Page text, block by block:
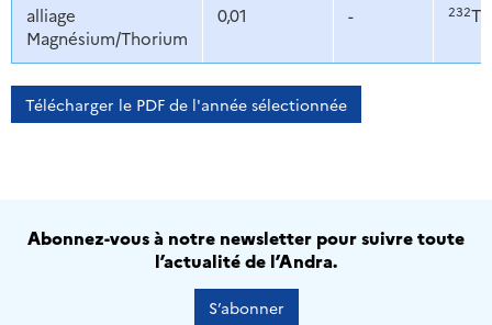
alliage
Magnésium/Thorium
0,01 - 232Th
Télécharger le PDF de l'année sélectionnée
Abonnez-vous à notre newsletter pour suivre toute
l’actualité de l’Andra.
S’abonner